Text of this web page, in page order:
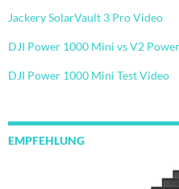
Jackery SolarVault 3 Pro Video
DJI Power 1000 Mini vs V2
DJI Power 1000 Mini Test Video
EMPFEHLUNG